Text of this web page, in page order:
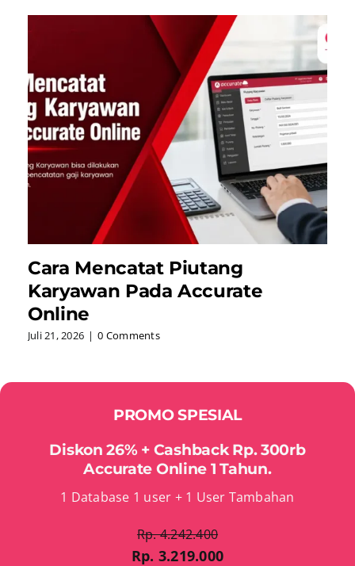
Cara Mencatat Piutang
Karyawan Pada Accurate
Online
Juli 21, 2026 | 0 Comments
PROMO SPESIAL
Diskon 26% + Cashback Rp. 300rb
Accurate Online 1 Tahun.
1 Database 1 user + 1 User Tambahan
Rp. 4.242.400
Rp. 3.219.000